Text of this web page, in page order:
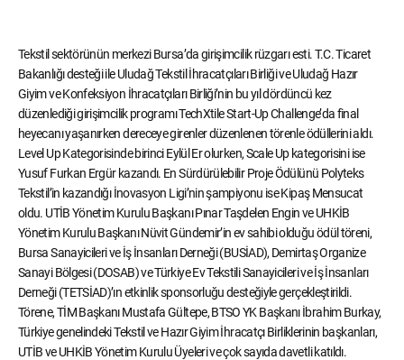
Tekstil sektörünün merkezi Bursa’da girişimcilik rüzgarı esti. T.C. Ticaret
Bakanlığı desteği ile Uludağ Tekstil İhracatçıları Birliği ve Uludağ Hazır
Giyim ve Konfeksiyon İhracatçıları Birliği’nin bu yıl dördüncü kez
düzenlediği girişimcilik programı TechXtile Start-Up Challenge’da final
heyecanı yaşanırken dereceye girenler düzenlenen törenle ödüllerini aldı.
Level Up Kategorisinde birinci Eylül Er olurken, Scale Up kategorisini ise
Yusuf Furkan Ergür kazandı. En Sürdürülebilir Proje Ödülünü Polyteks
Tekstil’in kazandığı İnovasyon Ligi’nin şampiyonu ise Kipaş Mensucat
oldu. UTİB Yönetim Kurulu Başkanı Pınar Taşdelen Engin ve UHKİB
Yönetim Kurulu Başkanı Nüvit Gündemir’in ev sahibi olduğu ödül töreni,
Bursa Sanayicileri ve İş İnsanları Derneği (BUSİAD), Demirtaş Organize
Sanayi Bölgesi (DOSAB) ve Türkiye Ev Tekstili Sanayicileri ve İş İnsanları
Derneği (TETSİAD)’ın etkinlik sponsorluğu desteğiyle gerçekleştirildi.
Törene, TİM Başkanı Mustafa Gültepe, BTSO YK Başkanı İbrahim Burkay,
Türkiye genelindeki Tekstil ve Hazır Giyim İhracatçı Birliklerinin başkanları,
UTİB ve UHKİB Yönetim Kurulu Üyeleri ve çok sayıda davetli katıldı.